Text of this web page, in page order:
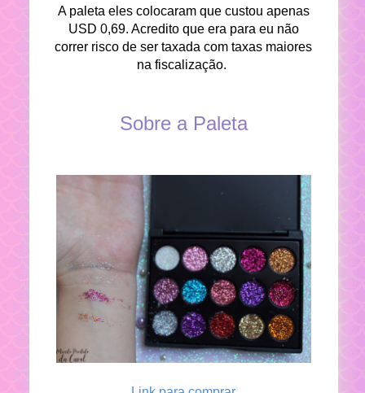
A paleta eles colocaram que custou apenas
USD 0,69. Acredito que era para eu não
correr risco de ser taxada com taxas maiores
na fiscalização.
Sobre a Paleta